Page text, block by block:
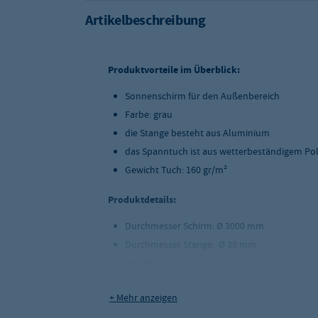
Artikelbeschreibung
Produktvorteile im Überblick:
Sonnenschirm für den Außenbereich
Farbe: grau
die Stange besteht aus Aluminium
das Spanntuch ist aus wetterbeständigem
Gewicht Tuch: 160 gr/m²
Produktdetails:
Durchmesser Schirm: Ø 3000 mm
+ Mehr anzeigen